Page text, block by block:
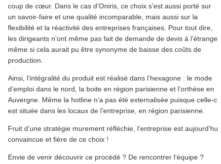
coup de cœur. Dans le cas d’Oniris, ce choix s’est aussi porté sur
un savoir-faire et une qualité incomparable, mais aussi sur la
flexibilité et la réactivité des entreprises françaises. Pour tout dire,
les dirigeants n’ont même pas fait de demande de devis à l’étranger
même si cela aurait pu être synonyme de baisse des coûts de
production.
Ainsi, l’intégralité du produit est réalisé dans l’hexagone : le mode
d’emploi dans le nord, la boite en région parisienne et l’orthèse en
Auvergne. Même la hotline n’a pas été externalisée puisque celle-ci
est située dans les locaux de l’entreprise, en région parisienne.
Fruit d’une stratégie murement réfléchie, l’entreprise est aujourd’hui
convaincue et fière de ce choix !
Envie de venir découvrir ce procédé ? De rencontrer l’équipe ?